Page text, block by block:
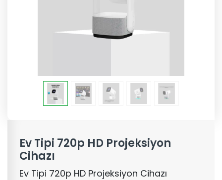
Ev Tipi 720p HD Projeksiyon
Cihazı
Ev Tipi 720p HD Projeksiyon Cihazı